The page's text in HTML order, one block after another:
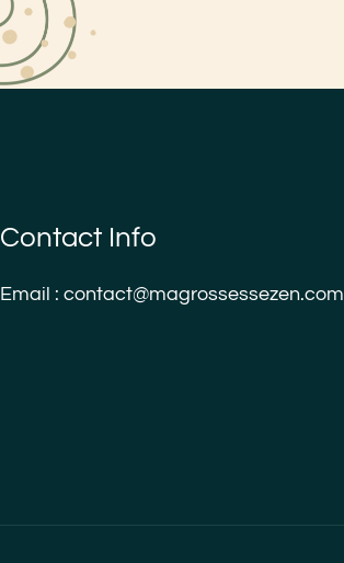
Contact Info
Email : contact@magrossessezen.com